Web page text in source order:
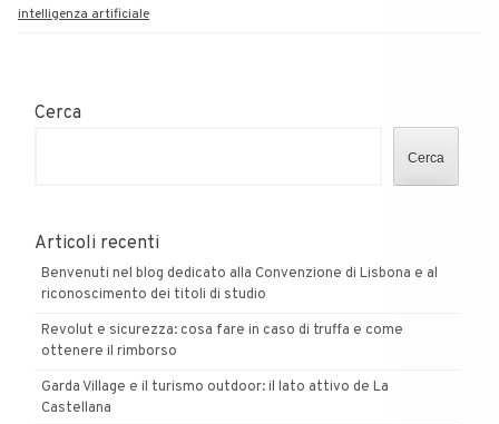
intelligenza artificiale
Cerca
Cerca
Articoli recenti
Benvenuti nel blog dedicato alla Convenzione di Lisbona e al
riconoscimento dei titoli di studio
Revolut e sicurezza: cosa fare in caso di truffa e come
ottenere il rimborso
Garda Village e il turismo outdoor: il lato attivo de La
Castellana